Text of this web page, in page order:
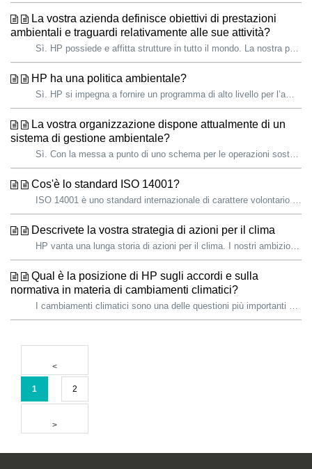
La vostra azienda definisce obiettivi di prestazioni
ambientali e traguardi relativamente alle sue attività?
Sì. HP possiede e affitta strutture in tutto il mondo. La nostra politica Environmental, Health, and Safety (EHS), ora disponibile in cinese, coreano e s...
HP ha una politica ambientale?
Sì. HP si impegna a fornire un programma di alto livello per l’ambiente, la salute e la sicurezza (EHS) che punta a un miglioramento continuo per la sicurez...
La vostra organizzazione dispone attualmente di un
sistema di gestione ambientale?
Sì. Con la messa a punto di uno schema per le operazioni sostenibili dimostriamo nella pratica i nostri valori ed enfatizziamo le migliori prassi del settor...
Cos'è lo standard ISO 14001?
ISO 14001 è uno standard internazionale di carattere volontario che definisce gli elementi di un sistema di gestione ambientale (EMS, Environmental Manageme...
Descrivete la vostra strategia di azioni per il clima
HP vanta una lunga storia di azioni per il clima. I nostri ambiziosi obiettivi sono progettati per combattere i cambiamenti climatici concentrandosi sulle ...
Qual è la posizione di HP sugli accordi e sulla
normativa in materia di cambiamenti climatici?
I cambiamenti climatici sono una delle questioni più importanti e urgenti che la società e le imprese di oggi devono affrontare. Il messaggio della scienza...
1 2